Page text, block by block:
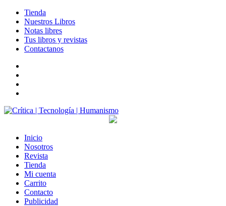
Tienda
Nuestros Libros
Notas libres
Tus libros y revistas
Contactanos
Inicio
Nosotros
Revista
Tienda
Mi cuenta
Carrito
Contacto
Publicidad